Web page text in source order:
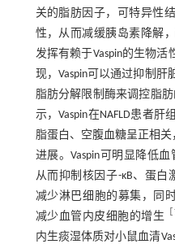
关的脂肪因子，可特异性
性，从而减缓胰岛素降解
发挥有赖于Vaspin的生物活
现，Vaspin可以通过抑制
脂肪分解限制酶来调控脂
示，Vaspin在NAFLD患者
脂蛋白、空腹血糖呈正相关
进展。Vaspin可明显降低血
从而抑制核因子-κB、蛋白
减少淋巴细胞的募集，同
减少血管内皮细胞的增生
［
内生痰湿体质对小鼠血清